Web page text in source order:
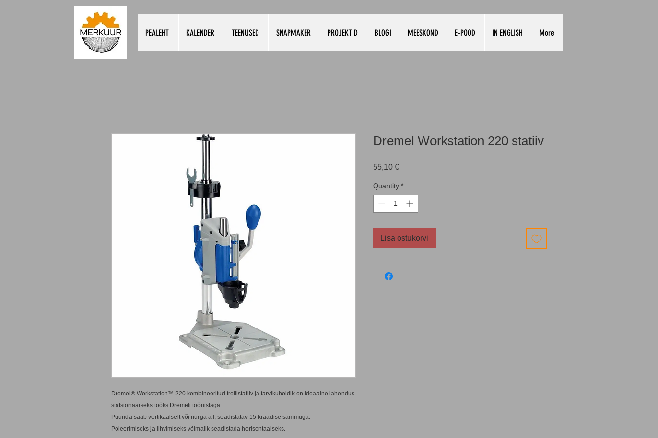
PEALEHT KALENDER TEENUSED SNAPMAKER PROJEKTID BLOGI MEESKOND E-POOD IN ENGLISH More
Dremel® Workstation™ 220 kombineeritud trellistatiiv ja tarvikuhoidik on ideaalne lahendus
statsionaarseks tööks Dremeli tööriistaga.
Puurida saab vertikaalselt või nurga all, seadistatav 15-kraadise sammuga.
Poleerimiseks ja lihvimiseks võimalik seadistada horisontaalseks.
Dremel Workstation 220 statiiv
55,10 €Price
Quantity *
Lisa ostukorvi